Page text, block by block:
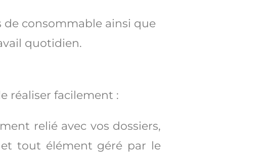
de consommable ainsi que
quotidien.
réaliser facilement :
relié avec vos dossiers,
tout élément géré par le